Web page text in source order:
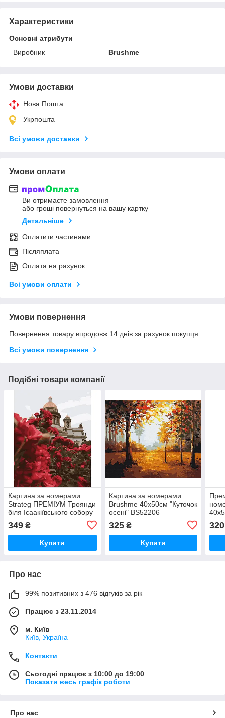
Характеристики
Основні атрибути
Виробник
Brushme
Умови доставки
Нова Пошта
Укрпошта
Всі умови доставки
Умови оплати
Ви отримаєте замовлення
або гроші повернуться на вашу картку
Детальніше
Оплатити частинами
Післяплата
Оплата на рахунок
Всі умови оплати
Умови повернення
Повернення товару впродовж 14 днів за рахунок покупця
Всі умови повернення
Подібні товари компанії
Картина за номерами
Strateg ПРЕМІУМ Троянди
біля Ісаакіївського собору
з лаком розміром 40х50
см (GS1241)
349 ₴
Купити
Картина за номерами
Brushme 40x50см "Куточок
осені" BS52206
325₴
Купити
320
Про нас
99% позитивних з 476 відгуків за рік
Працює з 23.11.2014
м. Київ
Київ, Україна
Контакти
Сьогодні працює з 10:00 до 19:00
Показати весь графік роботи
Про нас